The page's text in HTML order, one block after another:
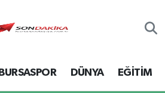
BURSASPOR DÜNYA EĞİTİM